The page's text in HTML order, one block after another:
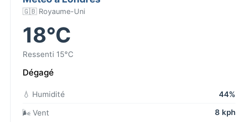
🇬🇧 Royaume-Uni
18°C
Ressenti 15°C
Dégagé
💧 Humidité
44%
🌬️ Vent
8 kph